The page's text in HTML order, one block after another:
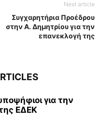
Next article
Συγχαρητήρια Προέδρου
στην Α. Δημητρίου για την
επανεκλογή της
για την
ΕΔΕΚ